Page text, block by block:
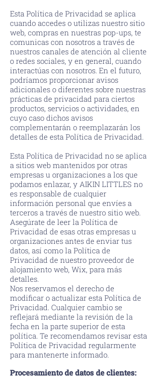
Esta Política de Privacidad se aplica
cuando accedes o utilizas nuestro sitio
web, compras en nuestras pop-ups, te
comunicas con nosotros a través de
nuestros canales de atención al cliente
o redes sociales, y en general, cuando
interactúas con nosotros. En el futuro,
podríamos proporcionar avisos
adicionales o diferentes sobre nuestras
prácticas de privacidad para ciertos
productos, servicios o actividades, en
cuyo caso dichos avisos
complementarán o reemplazarán los
detalles de esta Política de Privacidad.
Esta Política de Privacidad no se aplica
a sitios web mantenidos por otras
empresas u organizaciones a los que
podamos enlazar, y AIKIN LITTLES no
es responsable de cualquier
información personal que envíes a
terceros a través de nuestro sitio web.
Asegúrate de leer la Política de
Privacidad de esas otras empresas u
organizaciones antes de enviar tus
datos, así como la Política de
Privacidad de nuestro proveedor de
alojamiento web, Wix, para más
detalles.
Nos reservamos el derecho de
modificar o actualizar esta Política de
Privacidad. Cualquier cambio se
reflejará mediante la revisión de la
fecha en la parte superior de esta
política. Te recomendamos revisar esta
Política de Privacidad regularmente
para mantenerte informado.
Procesamiento de datos de clientes: